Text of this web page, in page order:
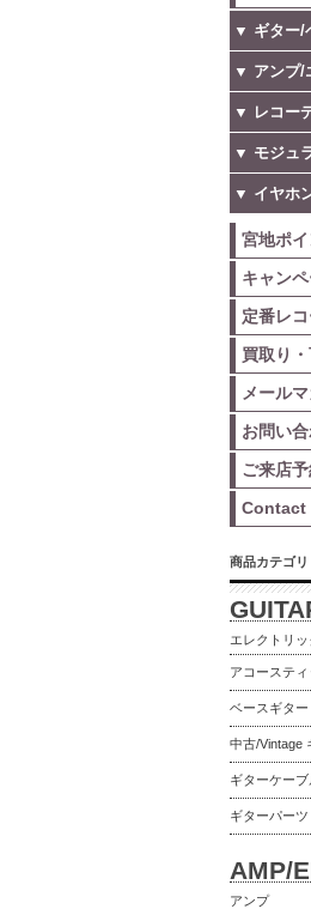
▼ ギター/
▼ アンプ/
▼ レコー
▼ モジュ
▼ イヤホ
宮地ポ
キャン
定番レ
買取り・
メール
お問い
ご来店
Contact
商品カテゴリ
エレクトリ
アコーステ
ベースギター
中古/Vintage
ギターケー
ギターパーツ
AMP/
アンプ